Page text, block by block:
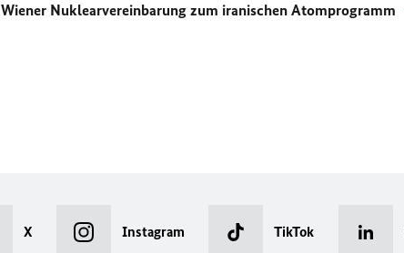
Wiener Nuklearvereinbarung zum iranischen Atomprogramm
X Instagram TikTok